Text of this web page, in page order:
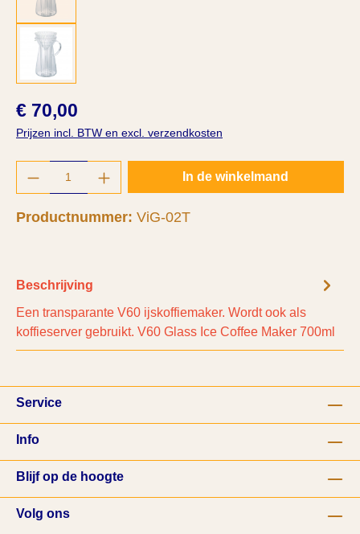
€ 70,00
Prijzen incl. BTW en excl. verzendkosten
Producthoeveelheid: Voer de gewenste
In de winkelmand
Productnummer: ViG-02T
Beschrijving
Een transparante V60 ijskoffiemaker. Wordt ook als
koffieserver gebruikt. V60 Glass Ice Coffee Maker 700ml
Service
Info
Blijf op de hoogte
Volg ons